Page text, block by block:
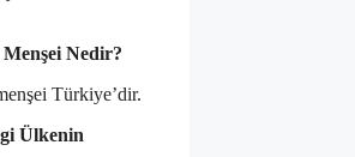
Nedir?
Türkiye’dir.
Ülkenin